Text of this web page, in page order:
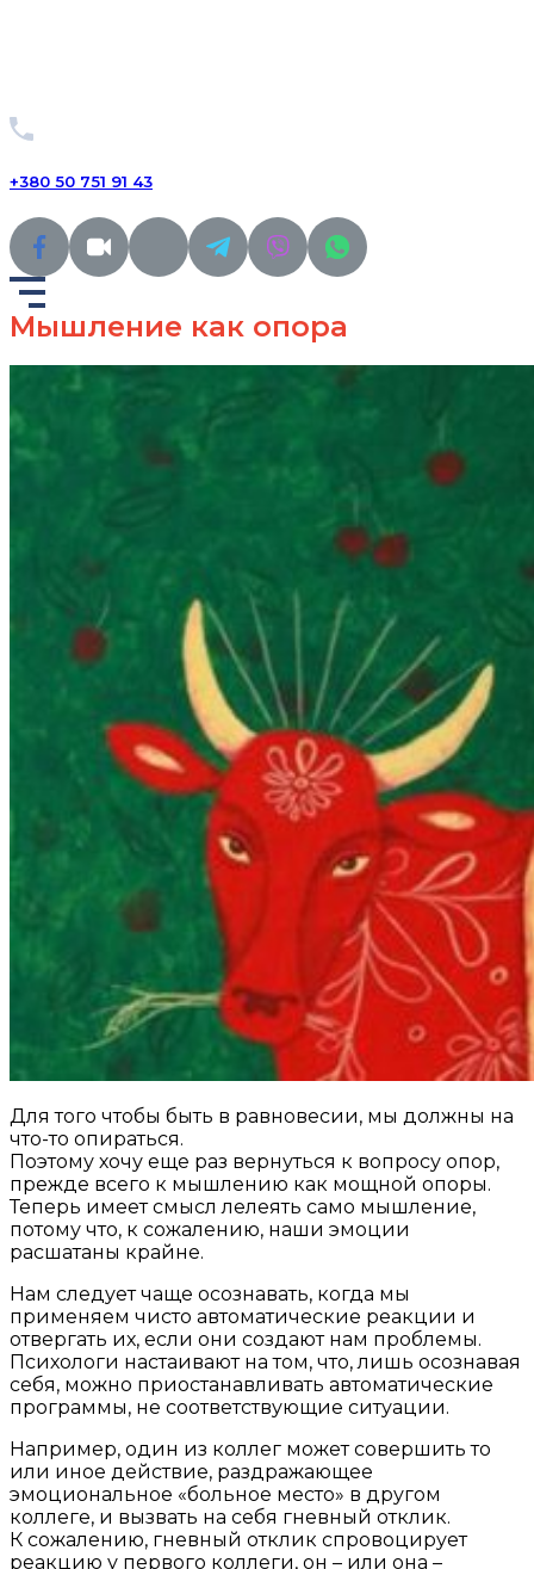
+380 50 751 91 43
Мышление как опора
Для того чтобы быть в равновесии, мы должны на
что-то опираться.
Поэтому хочу еще раз вернуться к вопросу опор,
прежде всего к мышлению как мощной опоры.
Теперь имеет смысл лелеять само мышление,
потому что, к сожалению, наши эмоции
расшатаны крайне.
Нам следует чаще осознавать, когда мы
применяем чисто автоматические реакции и
отвергать их, если они создают нам проблемы.
Психологи настаивают на том, что, лишь осознавая
себя, можно приостанавливать автоматические
программы, не соответствующие ситуации.
Например, один из коллег может совершить то
или иное действие, раздражающее
эмоциональное «больное место» в другом
коллеге, и вызвать на себя гневный отклик.
К сожалению, гневный отклик спровоцирует
реакцию у первого коллеги, он – или она –